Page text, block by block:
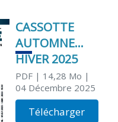
CASSOTTE
AUTOMNE
HIVER 2025
PDF| 14,28 Mo |
04 Décembre 2025
Télécharger